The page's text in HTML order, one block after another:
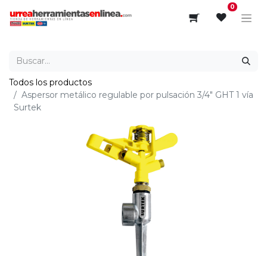
0
Todos los productos
Aspersor metálico regulable por pulsación 3/4" GHT 1 vía
Surtek